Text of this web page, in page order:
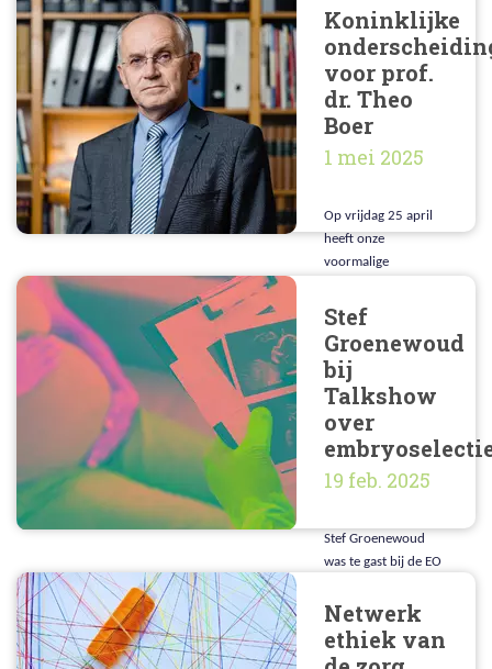
Christelijk
Perspectief'. We
gingen met haar in
gesprek over haar
ervaringen met de
leergang.
Koninklijke
voor prof.
dr. Theo
Boer
1 mei 2025
Op vrijdag 25 april
heeft onze
voormalige
r prof. dr. Theo Boer
onderscheiding
ontvangen.
Stef
Groenewoud
bij
Talkshow
over
19 feb. 2025
Stef Groenewoud
was te gast bij de EO
mijn visie te geven op
embryoselectie om
niet-medische
Netwerk
ethiek van